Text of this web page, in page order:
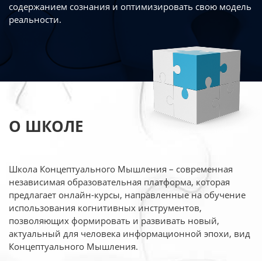
содержанием сознания и оптимизировать свою модель
реальности.
О ШКОЛЕ
Школа Концептуального Мышления – современная
независимая образовательная платформа, которая
предлагает онлайн-курсы, направленные на обучение
использования когнитивных инструментов,
позволяющих формировать и развивать новый,
актуальный для человека информационной эпохи, вид
Концептуального Мышления.